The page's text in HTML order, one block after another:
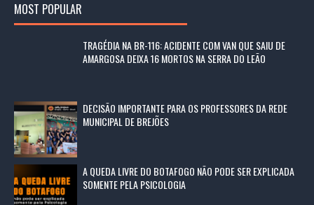
MOST POPULAR
TRAGÉDIA NA BR-116: ACIDENTE COM VAN QUE SAIU DE
AMARGOSA DEIXA 16 MORTOS NA SERRA DO LEÃO
DECISÃO IMPORTANTE PARA OS PROFESSORES DA REDE
MUNICIPAL DE BREJÕES
A QUEDA LIVRE DO BOTAFOGO NÃO PODE SER EXPLICADA
SOMENTE PELA PSICOLOGIA